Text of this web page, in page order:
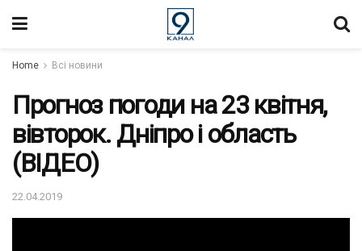
Home Всі новини
Прогноз погоди на 23 квітня,
вівторок. Дніпро і область
(ВІДЕО)
22.04.2019